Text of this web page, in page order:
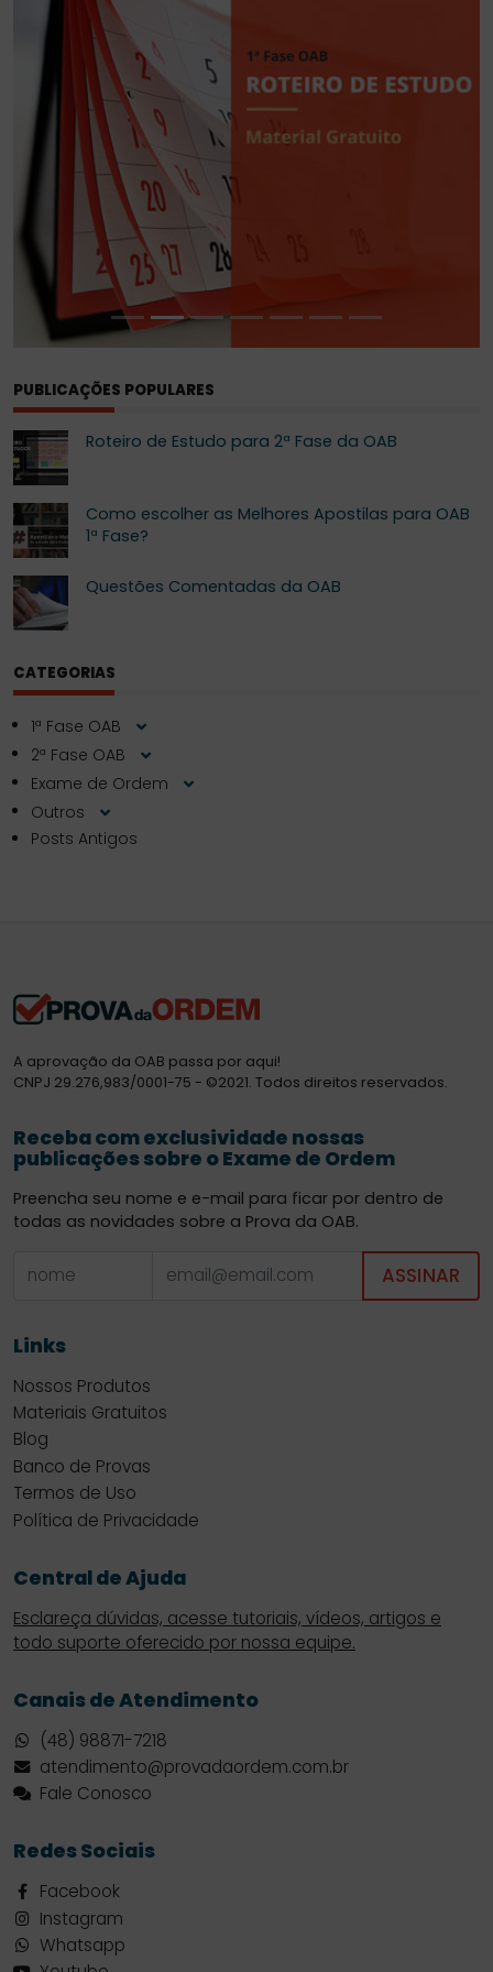
PUBLICAÇÕES POPULARES
Roteiro de Estudo para 2ª Fase da OAB
Como escolher as Melhores Apostilas para OAB
1ª Fase?
Questões Comentadas da OAB
CATEGORIAS
1ª Fase OAB
2ª Fase OAB
Exame de Ordem
Outros
Posts Antigos
A aprovação da OAB passa por aqui!
CNPJ 29.276,983/0001-75 - ©2021. Todos direitos reservados.
Receba com exclusividade nossas
publicações sobre o Exame de Ordem
Preencha seu nome e e-mail para ficar por dentro de
todas as novidades sobre a Prova da OAB.
ASSINAR
Links
Nossos Produtos
Materiais Gratuitos
Blog
Banco de Provas
Termos de Uso
Política de Privacidade
Central de Ajuda
Esclareça dúvidas, acesse tutoriais, vídeos, artigos e
todo suporte oferecido por nossa equipe.
Canais de Atendimento
(48) 98871-7218
atendimento@provadaordem.com.br
Fale Conosco
Redes Sociais
Facebook
Instagram
Whatsapp